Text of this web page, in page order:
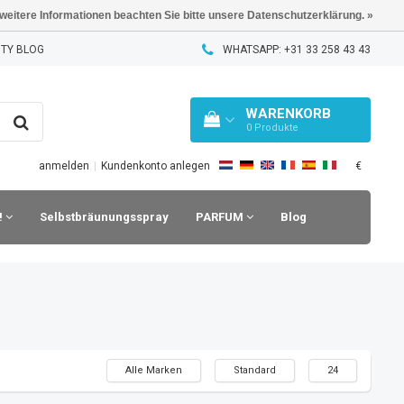
BLOG WHATSAPP: +31 33 258 43 43
WARENKORB
0 Produkte
anmelden Kundenkonto anlegen €
Selbstbräunungsspray PARFUM Blog
Alle Marken Standard 24
Informationen beachten Sie bitte unsere Datenschutzerklärung. »